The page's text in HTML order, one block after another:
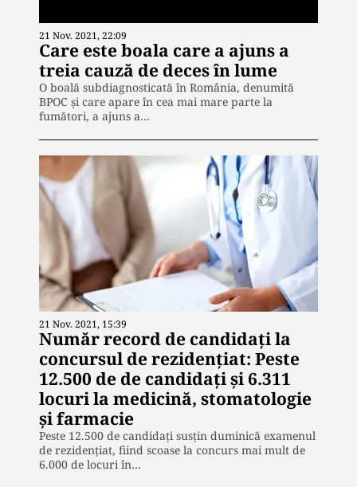
21 Nov. 2021, 22:09
Care este boala care a ajuns a
treia cauză de deces în lume
O boală subdiagnosticată în România, denumită
BPOC și care apare în cea mai mare parte la
fumători, a ajuns a…
21 Nov. 2021, 15:39
Număr record de candidaţi la
concursul de rezidenţiat: Peste
12.500 de de candidaţi şi 6.311
locuri la medicină, stomatologie
şi farmacie
Peste 12.500 de candidaţi susţin duminică examenul
de rezidenţiat, fiind scoase la concurs mai mult de
6.000 de locuri în…